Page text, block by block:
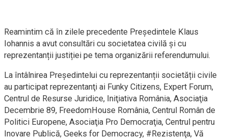
Reamintim că în zilele precedente Președintele Klaus
Iohannis a avut consultări cu societatea civilă și cu
reprezentanții justiției pe tema organizării referendumului.
La întâlnirea Președintelui cu reprezentanții societății civile
au participat reprezentanţi ai Funky Citizens, Expert Forum,
Centrul de Resurse Juridice, Iniţiativa România, Asociaţia
Decembrie 89, FreedomHouse România, Centrul Român de
Politici Europene, Asociaţia Pro Democraţia, Centrul pentru
Inovare Publică, Geeks for Democracy, #Rezistenţa, Vă